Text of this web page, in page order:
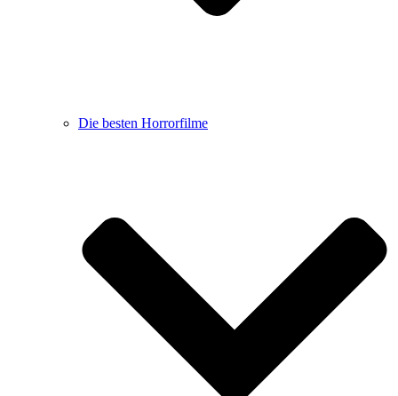
Die besten Horrorfilme